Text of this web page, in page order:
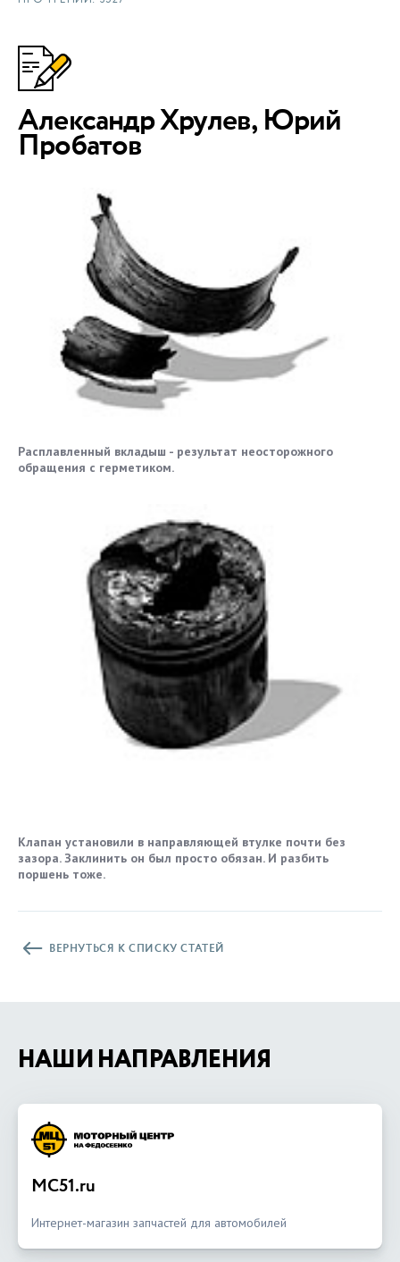
Александр Хрулев, Юрий
Пробатов
Расплавленный вкладыш - результат неосторожного
обращения с герметиком.
Клапан установили в направляющей втулке почти без
зазора. Заклинить он был просто обязан. И разбить
поршень тоже.
ВЕРНУТЬСЯ К СПИСКУ СТАТЕЙ
НАШИ НАПРАВЛЕНИЯ
MC51.ru
Интернет-магазин запчастей для автомобилей